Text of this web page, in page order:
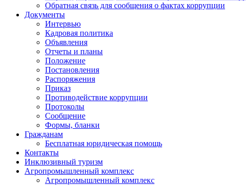
Обратная связь для сообщения о фактах коррупции
Документы
Интервью
Кадровая политика
Объявления
Отчеты и планы
Положение
Постановления
Распоряжения
Приказ
Противодействие коррупции
Протоколы
Сообщение
Формы, бланки
Гражданам
Бесплатная юридическая помощь
Контакты
Инклюзивный туризм
Агропромышленный комплекс
Агропромышленный комплекс